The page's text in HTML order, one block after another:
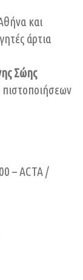
και
άρτια
Σώης
– ACTA /